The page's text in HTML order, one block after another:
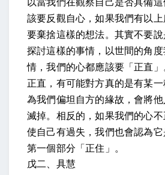
以當我們在觀察自己是否具備
該要反觀自心，如果我們有以
要棄捨這樣的想法。其實不要
探討這樣的事情，以世間的角
情，我們的心都應該要「正直
正直，有可能對方真的是有某
為我們偏坦自方的緣故，會將
滅掉。相反的，如果我們的心
使自己有過失，我們也會認為
第一個部分「正住」。
戊二、具慧